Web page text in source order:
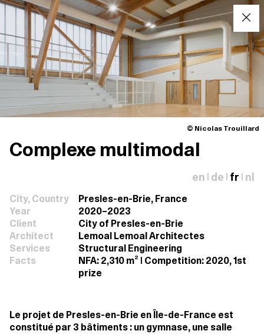
© Nicolas Trouillard
Complexe multimodal
en de fr nl
City, Country
Presles-en-Brie, France
Year
2020–2023
Client
City of Presles-en-Brie
Architect
Lemoal Lemoal Architectes
Services
Structural Engineering
Facts
NFA: 2,310 m² | Competition: 2020, 1st
prize
Le projet de Presles-en-Brie en Île-de-France est
constitué par 3 bâtiments : un gymnase, une salle